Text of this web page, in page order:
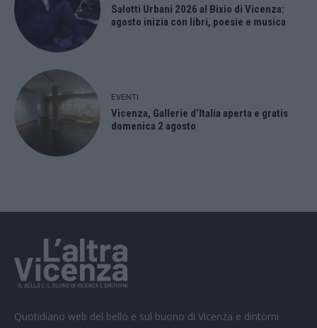
Salotti Urbani 2026 al Bixio di Vicenza:
agosto inizia con libri, poesie e musica
EVENTI
Vicenza, Gallerie d’Italia aperta e gratis
domenica 2 agosto
Quotidiano web del bello e sul buono di Vicenza e dintorni